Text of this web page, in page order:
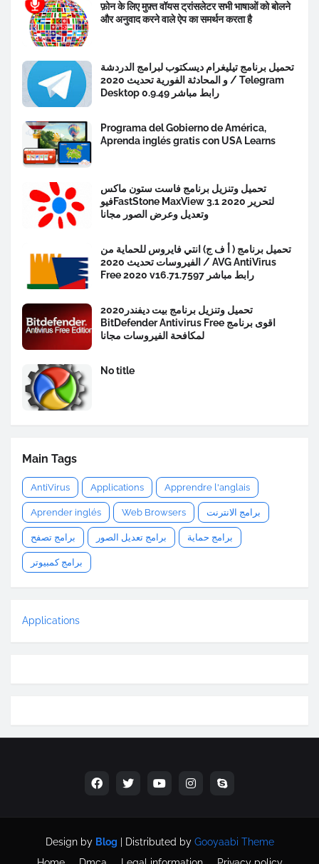
फ़ोन के लिए मुफ़्त वॉयस ट्रांसलेटर सभी भाषाओं को बोलने
और अनुवाद करने वाले ऐप का समर्थन करता है
تحميل برنامج تيليغرام ديسكتوب لبرامج الدردشة
و المحادثة الفورية تحديث 2020 / Telegram
Desktop 0.9.49 رابط مباشر
Programa del Gobierno de América,
Aprenda inglés gratis con USA Learns
تحميل وتنزيل برنامج فاست ستون ماكس
فيوFastStone MaxView 3.1 2020 لتحرير
وتعديل وعرض الصور مجانا
تحميل برنامج ( أ ف ج) انتي فايروس للحماية من
الفيروسات تحديث 2020 / AVG AntiVirus
Free 2020 v16.71.7597 رابط مباشر
تحميل وتنزيل برنامج بيت ديفندر2020
BitDefender Antivirus Free اقوى برنامج
لمكافحة الفيروسات مجانا
No title
Main Tags
AntiVirus Applications Apprendre l'anglais
Aprender inglés Web Browsers برامج الانترنت
برامج تصفح برامج تعديل الصور برامج حماية
برامج كمبيوتر
Applications
Design by Blog | Distributed by Gooyaabi Theme